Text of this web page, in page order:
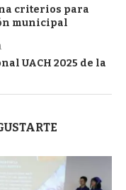
criterios para
municipal
UACH 2025 de la